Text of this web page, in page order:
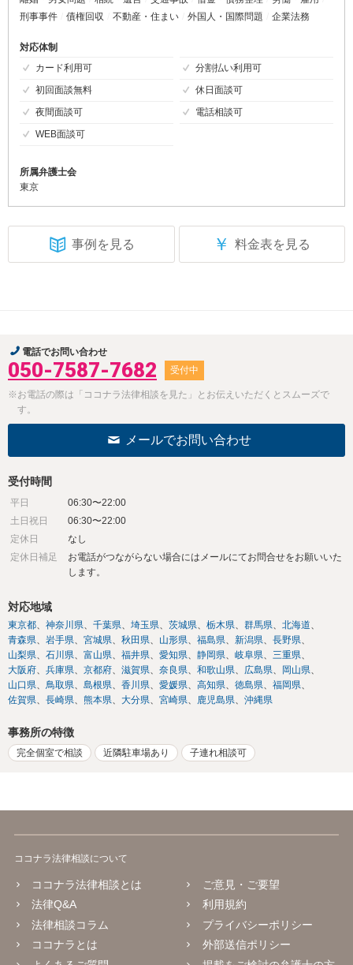
刑事事件
債権回収 不動産・住まい 外国人・国際問題 企業法務
対応体制
カード利用可
分割払い利用可
初回面談無料
休日面談可
夜間面談可
電話相談可
WEB面談可
所属弁護士会
東京
事例を見る ￥ 料金表を見る
電話でお問い合わせ
050-7587-7682 受付中
※お電話の際は「ココナラ法律相談を見た」とお伝えいただくとスムーズで
す。
メールでお問い合わせ
受付時間
平日
06:30〜22:00
土日祝日
06:30〜22:00
定休日
なし
定休日補足
お電話がつながらない場合にはメールにてお問合せをお願いいた
します。
対応地域
東京都 神奈川県 千葉県 埼玉県 茨城県 栃木県 群馬県
北海道
青森県
岩手県 宮城県 秋田県 山形県 福島県 新潟県
長野県
山梨県
石川県 富山県 福井県 愛知県 静岡県 岐阜県
三重県
大阪府
兵庫県 京都府 滋賀県 奈良県 和歌山県 広島県
岡山県
山口県
鳥取県 島根県 香川県 愛媛県 高知県 徳島県
福岡県
佐賀県
長崎県 熊本県 大分県 宮崎県 鹿児島県 沖縄県
事務所の特徴
完全個室で相談 近隣駐車場あり 子連れ相談可
ココナラ法律相談について
ココナラ法律相談とは
法律Q&A
法律相談コラム
ココナラとは
ご意見・ご要望
利用規約
プライバシーポリシー
外部送信ポリシー